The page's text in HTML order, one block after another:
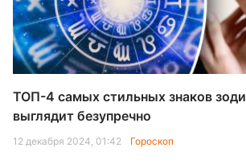
ТОП-4 самых стильных знаков
выглядит безупречно
12 декабря 2024, 01:42 Гороскоп